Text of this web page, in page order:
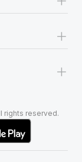
+
+
rights reserved.